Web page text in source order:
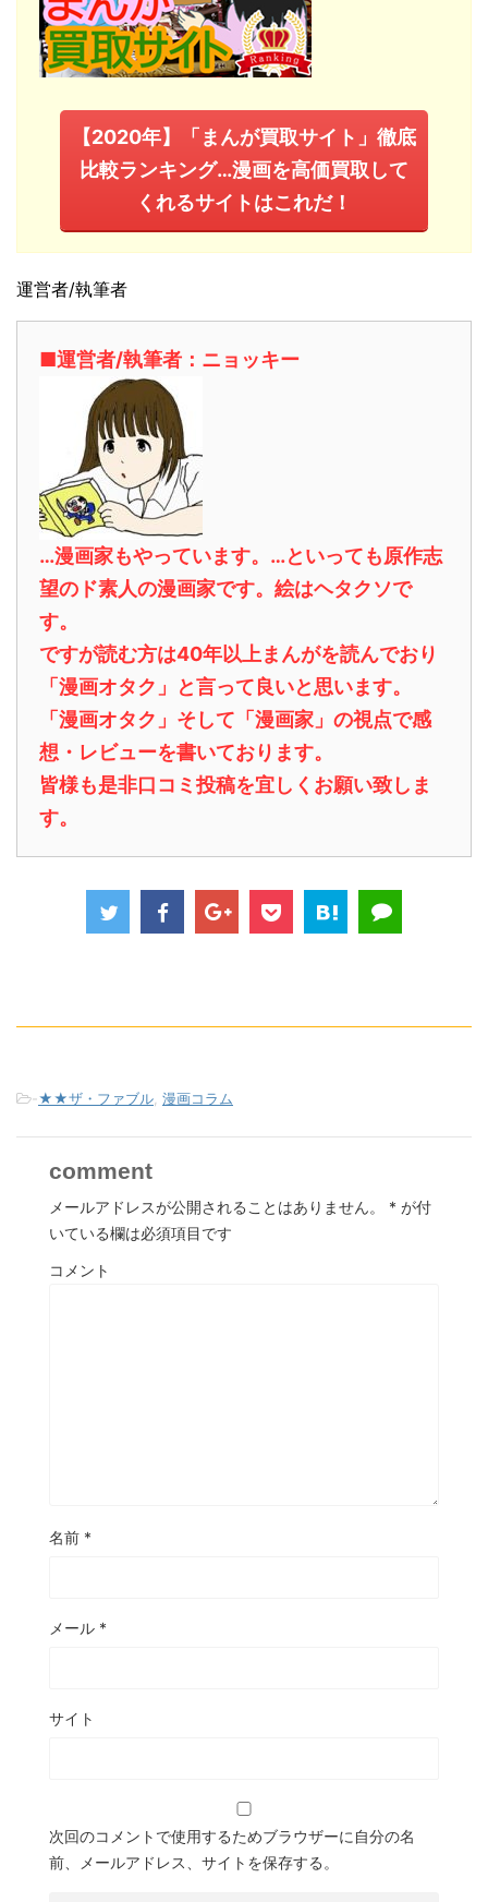
【2020年】「まんが買取サイト」徹底
比較ランキング…漫画を高価買取して
くれるサイトはこれだ！
運営者/執筆者
■運営者/執筆者：ニョッキー
…漫画家もやっています。…といっても原作志
望のド素人の漫画家です。絵はヘタクソで
す。
ですが読む方は40年以上まんがを読んでおり
「漫画オタク」と言って良いと思います。
「漫画オタク」そして「漫画家」の視点で感
想・レビューを書いております。
皆様も是非口コミ投稿を宜しくお願い致しま
す。
-★★ザ・ファブル 漫画コラム
comment
メールアドレスが公開されることはありません。 * が付
いている欄は必須項目です
コメント
名前 *
メール *
サイト
次回のコメントで使用するためブラウザーに自分の名
前、メールアドレス、サイトを保存する。